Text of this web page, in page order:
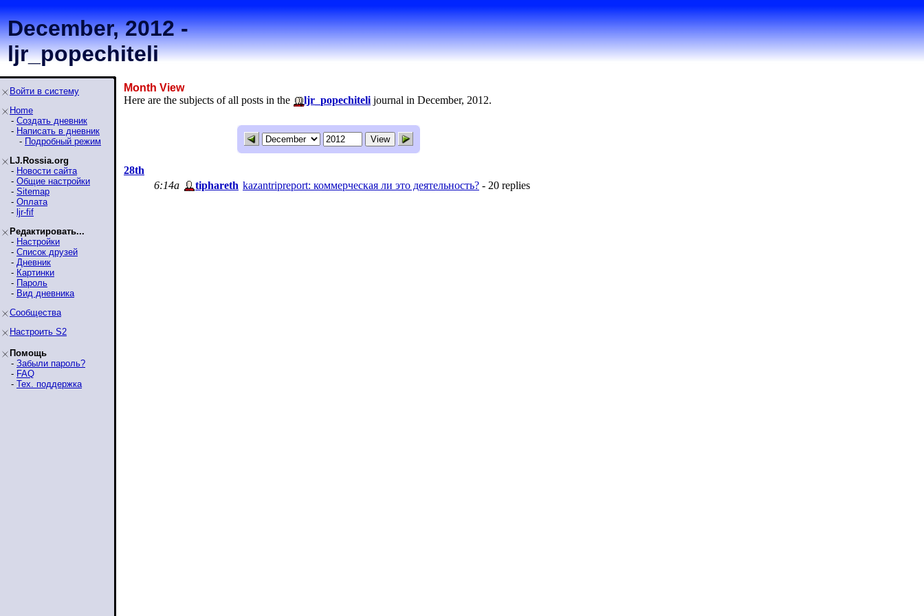
December, 2012 -
ljr_popechiteli
Войти в систему
Home
- Создать дневник
- Написать в дневник
- Подробный режим
LJ.Rossia.org
- Новости сайта
- Общие настройки
- Sitemap
- Оплата
- ljr-fif
Редактировать...
- Настройки
- Список друзей
- Дневник
- Картинки
- Пароль
- Вид дневника
Сообщества
Настроить S2
Помощь
- Забыли пароль?
- FAQ
- Тех. поддержка
Month View
Here are the subjects of all posts in the
ljr_popechiteli journal in December, 2012.
28th
6:14a
tiphareth kazantripreport: коммерческая ли это деятельность? - 20 replies